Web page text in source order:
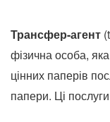
Трансфер-агент
фізична особа,
цінних паперів
папери. Ці